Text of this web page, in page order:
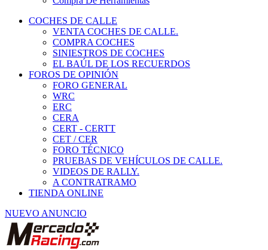
COCHES DE CALLE
VENTA COCHES DE CALLE.
COMPRA COCHES
SINIESTROS DE COCHES
EL BAÚL DE LOS RECUERDOS
FOROS DE OPINIÓN
FORO GENERAL
WRC
ERC
CERA
CERT - CERTT
CET / CER
FORO TÉCNICO
PRUEBAS DE VEHÍCULOS DE CALLE.
VIDEOS DE RALLY.
A CONTRATRAMO
TIENDA ONLINE
NUEVO ANUNCIO